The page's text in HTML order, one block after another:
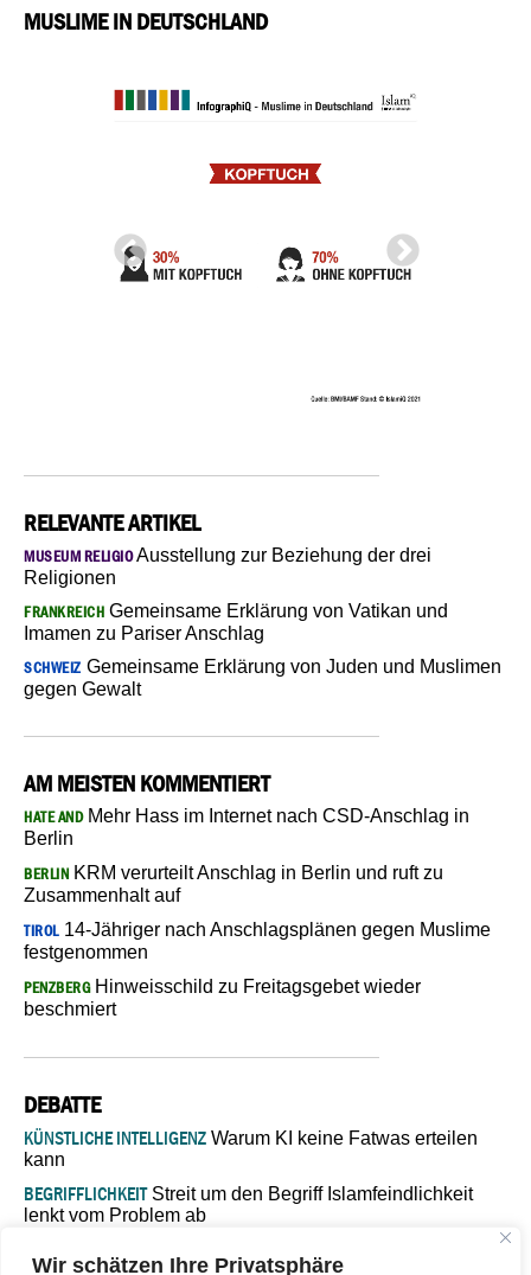
Wir schätzen Ihre Privatsphäre
MUSLIME IN DEUTSCHLAND
RELEVANTE ARTIKEL
MUSEUM RELIGIOAusstellung zur Beziehung der drei
Religionen
FRANKREICH Gemeinsame Erklärung von Vatikan und
Imamen zu Pariser Anschlag
SCHWEIZ Gemeinsame Erklärung von Juden und Muslimen
gegen Gewalt
AM MEISTEN KOMMENTIERT
HATE ANDMehr Hass im Internet nach CSD-Anschlag in
Berlin
BERLIN KRM verurteilt Anschlag in Berlin und ruft zu
Zusammenhalt auf
TIROL14-Jähriger nach Anschlagsplänen gegen Muslime
festgenommen
PENZBERGHinweisschild zu Freitagsgebet wieder
beschmiert
DEBATTE
KÜNSTLICHE INTELLIGENZ Warum KI keine Fatwas erteilen
kann
BEGRIFFLICHKEITStreit um den Begriff Islamfeindlichkeit
lenkt vom Problem ab
Verantwortung bleibt“